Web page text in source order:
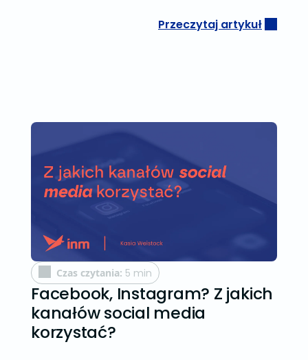
Przeczytaj artykuł
Czas czytania: 5 min
Facebook, Instagram? Z jakich
kanałów social media
korzystać?